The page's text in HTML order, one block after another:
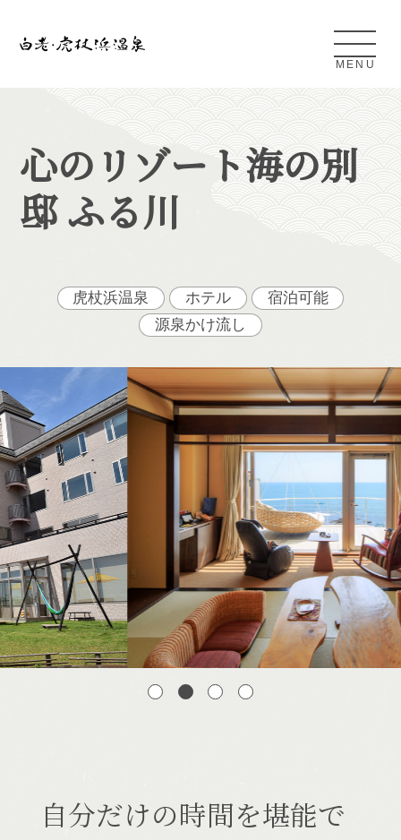
白老・虎杖浜温泉とは
条件検索
日帰り温泉
宿泊できる温泉
施設一覧
MENU
心のリゾート海の別
邸 ふる川
虎杖浜温泉 ホテル
宿泊可能
源泉かけ流し
自分だけの時間を堪能で